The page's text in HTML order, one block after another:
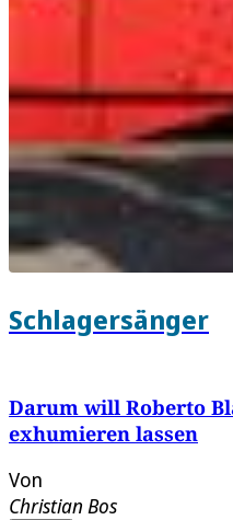
Schlagersänger
Darum will Roberto
exhumieren lassen
Von
Christian Bos